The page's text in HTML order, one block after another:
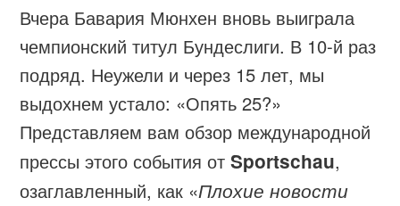
Вчера Бавария Мюнхен вновь выиграла
чемпионский титул Бундеслиги. В 10-й раз
подряд. Неужели и через 15 лет, мы
выдохнем устало: «Опять 25?»
Представляем вам обзор международной
прессы этого события отSportschau,
озаглавленный, как «Плохие новости